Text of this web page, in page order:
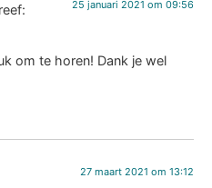
25 januari 2021 om 09:56
om te horen! Dank je wel
27 maart 2021 om 13:12